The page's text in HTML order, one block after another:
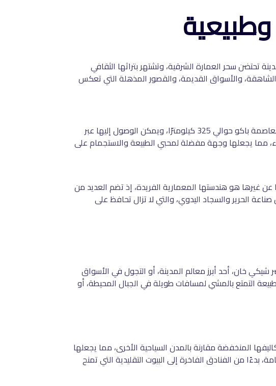
تحتضن سحر العمارة الشرقية، وتشتهر بتراثها الثقافي
الشاهقة، والأسواق القديمة، والقصور المذهلة التي تعكس
، بالقرب من جبال القوقاز الكبرى، مما يمنحها طبيعة جبلية رائعة. تبعد عن العاصمة باكو حوالي 325 كيلومترًا، ويمكن الوصول إليها عبر
مما يجعلها وجهة مفضلة لمحبي الطبيعة والاستجمام على
عن غيرها هو هندستها المعمارية الفريدة، إذ تضم العديد من
الحرير والسجاد اليدوي، والتي لا تزال تحافظ على
خان، أحد أبرز معالم المدينة، أو التجول في الأسواق
التمتع بالمشي لمسافات طويلة في الجبال المحيطة، أو
المنخفضة مقارنة بالمدن السياحية الأخرى، مما يجعلها
بدءًا من الفنادق الفاخرة إلى البيوت التقليدية التي تمنح